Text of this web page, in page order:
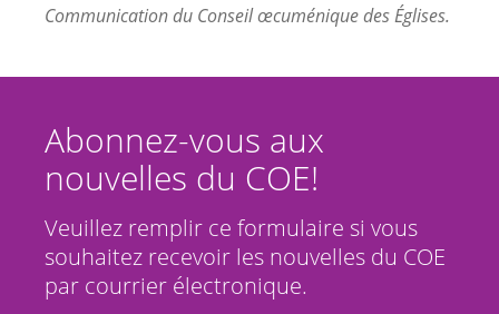
Communication du Conseil œcuménique des Églises.
Abonnez-vous aux
nouvelles du COE!
Veuillez remplir ce formulaire si vous
souhaitez recevoir les nouvelles du COE
par courrier électronique.